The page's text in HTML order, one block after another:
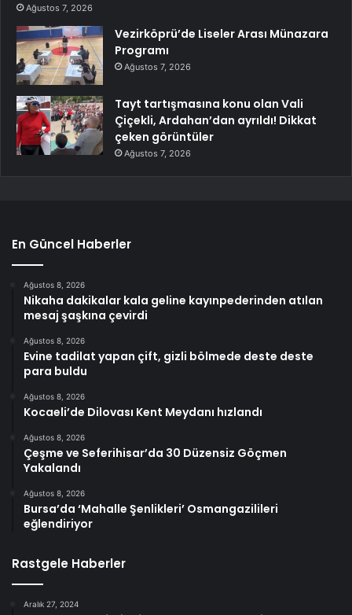
Ağustos 7, 2026
Vezirköprü’de Liseler Arası Münazara
Programı
Ağustos 7, 2026
Tayt tartışmasına konu olan Vali
Çiçekli, Ardahan’dan ayrıldı! Dikkat
çeken görüntüler
Ağustos 7, 2026
En Güncel Haberler
Ağustos 8, 2026
Nikaha dakikalar kala geline kayınpederinden atılan
mesaj şaşkına çevirdi
Ağustos 8, 2026
Evine tadilat yapan çift, gizli bölmede deste deste
para buldu
Ağustos 8, 2026
Kocaeli’de Dilovası Kent Meydanı hızlandı
Ağustos 8, 2026
Çeşme ve Seferihisar’da 30 Düzensiz Göçmen
Yakalandı
Ağustos 8, 2026
Bursa’da ‘Mahalle Şenlikleri’ Osmangazilileri
eğlendiriyor
Rastgele Haberler
Aralık 27, 2024